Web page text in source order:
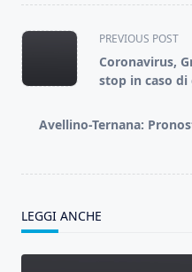
<span
class="nav-
subtitle
reader-
PREVIOUS POST
Coronavirus,
stop in caso
Avellino-Ternana:
LEGGI ANCHE